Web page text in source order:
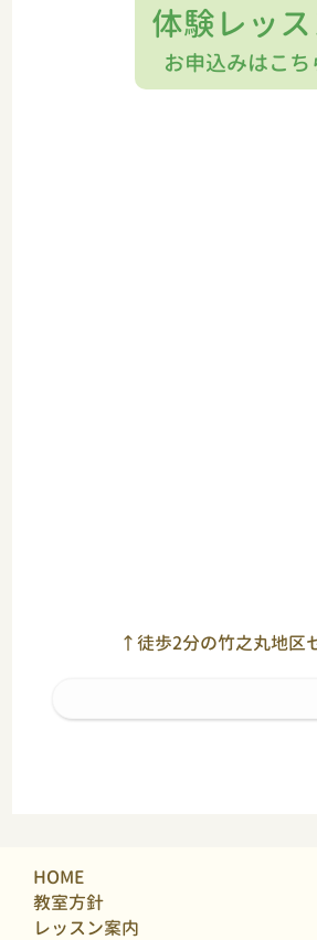
体験レッ
お申込みはこち
↑徒歩2分の竹之丸地区
HOME
教室方針
レッスン案内